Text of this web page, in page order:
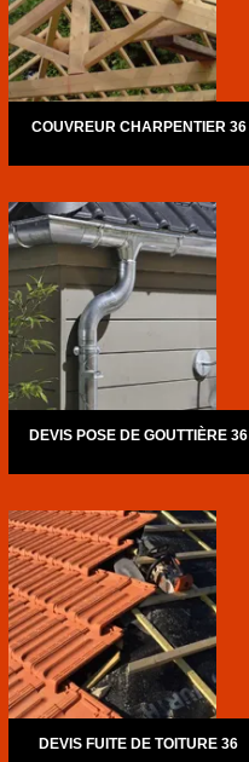
COUVREUR CHARPENTIER 36
DEVIS POSE DE GOUTTIÈRE 36
DEVIS FUITE DE TOITURE 36